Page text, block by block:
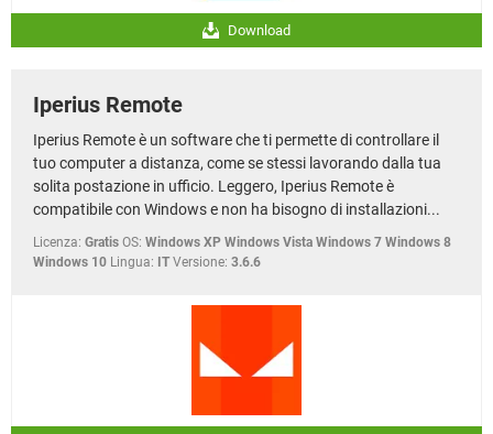
Download
Iperius Remote
Iperius Remote è un software che ti permette di controllare il
tuo computer a distanza, come se stessi lavorando dalla tua
solita postazione in ufficio. Leggero, Iperius Remote è
compatibile con Windows e non ha bisogno di installazioni...
Licenza: Gratis OS: Windows XP Windows Vista Windows 7 Windows 8
Windows 10 Lingua: IT Versione: 3.6.6